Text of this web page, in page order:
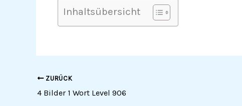
Inhaltsübersicht
ZURÜCK
4 Bilder 1 Wort Level 906